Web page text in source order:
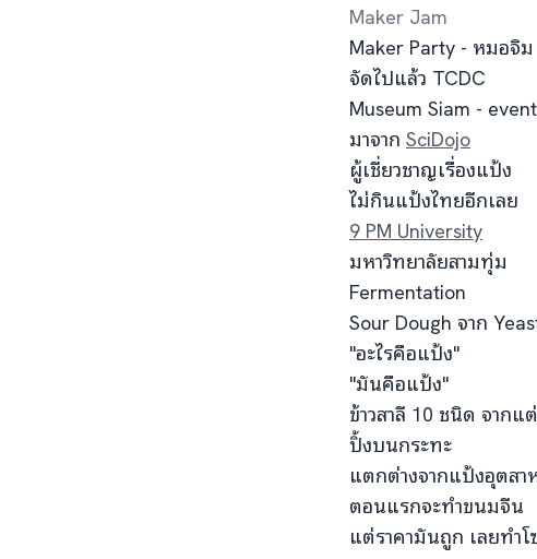
Maker Jam
Maker Party - หมอจิม
จัดไปแล้ว TCDC
Museum Siam - event
มาจาก SciDojo
ผู้เชี่ยวชาญเรื่องแป้ง
ไม่กินแป้งไทยอีกเลย
9 PM University
มหาวิทยาลัยสามทุ่ม
Fermentation
Sour Dough จาก
"อะไรคือแป้ง"
"มันคือแป้ง"
ข้าวสาลี 10 ชนิด จาก
ปิ้งบนกระทะ
แตกต่างจากแป้งอุตสา
ตอนแรกจะทำขนมจีน
แต่ราคามันถูก เลยทำโ